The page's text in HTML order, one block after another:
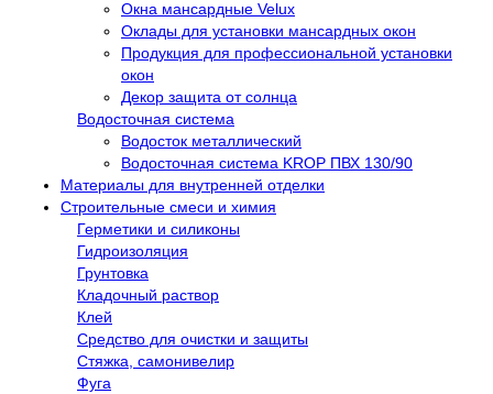
Окна мансардные Velux
Оклады для установки мансардных окон
Продукция для профессиональной установки
окон
Декор защита от солнца
Водосточная система
Водосток металлический
Водосточная система KROP ПВХ 130/90
Материалы для внутренней отделки
Строительные смеси и химия
Герметики и силиконы
Гидроизоляция
Грунтовка
Кладочный раствор
Клей
Средство для очистки и защиты
Стяжка, самонивелир
Фуга